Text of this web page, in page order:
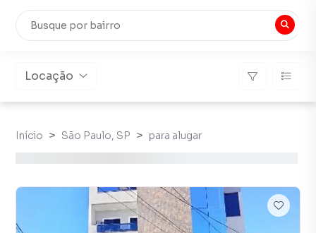
Locação
Início São Paulo, SP para alugar